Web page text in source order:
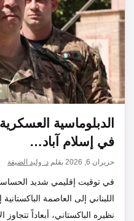
الدبلوماسية
في إسلام آباد…
حزيران 6, 2026 بقلم د. وليد الضيقة
في توقيت إقليمي شديد
اللبناني إلى العاصمة
نظيره الباكستاني، أبعاداً